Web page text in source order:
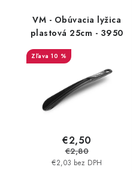
VM - Obúvacia lyžica
plastová 25cm - 3950
10 %
€2,03 bez DPH
€2,50
€2,80